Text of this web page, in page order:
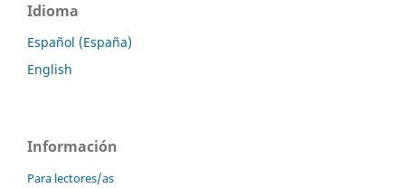
Idioma
Español (España)
English
Información
Para lectores/as